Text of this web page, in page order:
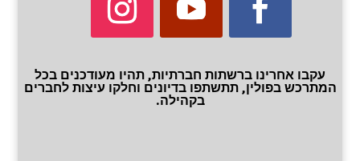
עקבו אחרינו ברשתות חברתיות, תהיו מעודכנים בכל
המתרכש בפולין, תתשתפו בדיונים וחלקו עיצות לחברים
בקהילה.